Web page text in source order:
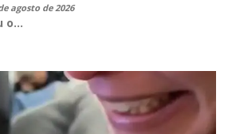
agosto de 2026
o...